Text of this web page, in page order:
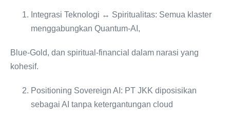
Integrasi Teknologi ↔ Spiritualitas: Semua klaster
menggabungkan Quantum-AI,
Blue-Gold, dan spiritual-financial dalam narasi yang
kohesif.
Positioning Sovereign AI: PT JKK diposisikan
sebagai AI tanpa ketergantungan cloud